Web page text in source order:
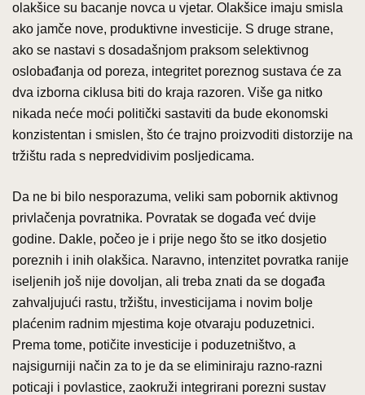
olakšice su bacanje novca u vjetar. Olakšice imaju smisla
ako jamče nove, produktivne investicije. S druge strane,
ako se nastavi s dosadašnjom praksom selektivnog
oslobađanja od poreza, integritet poreznog sustava će za
dva izborna ciklusa biti do kraja razoren. Više ga nitko
nikada neće moći politički sastaviti da bude ekonomski
konzistentan i smislen, što će trajno proizvoditi distorzije na
tržištu rada s nepredvidivim posljedicama.
Da ne bi bilo nesporazuma, veliki sam pobornik aktivnog
privlačenja povratnika. Povratak se događa već dvije
godine. Dakle, počeo je i prije nego što se itko dosjetio
poreznih i inih olakšica. Naravno, intenzitet povratka ranije
iseljenih još nije dovoljan, ali treba znati da se događa
zahvaljujući rastu, tržištu, investicijama i novim bolje
plaćenim radnim mjestima koje otvaraju poduzetnici.
Prema tome, potičite investicije i poduzetništvo, a
najsigurniji način za to je da se eliminiraju razno-razni
poticaji i povlastice, zaokruži integrirani porezni sustav